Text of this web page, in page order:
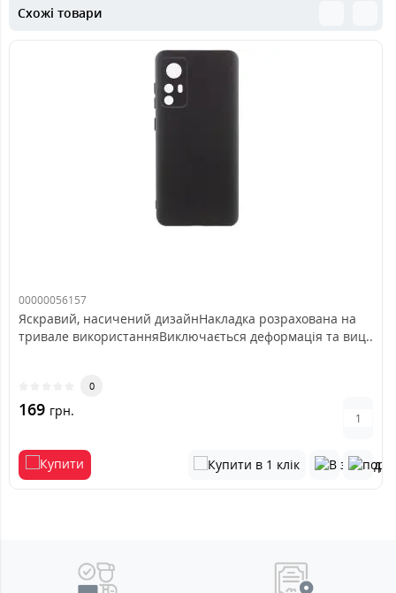
Схожі товари
00000056157
Яскравий, насичений дизайнНакладка розрахована на
тривале використанняВиключається деформація та виц..
0
169 грн.